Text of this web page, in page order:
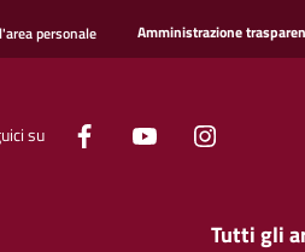
personale Amministrazione
su
Tutti gli